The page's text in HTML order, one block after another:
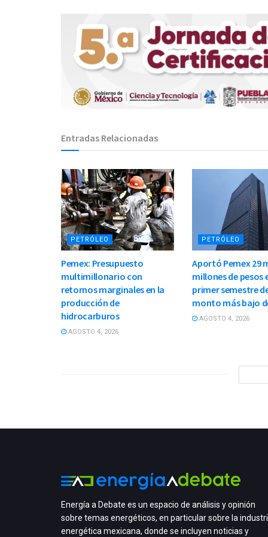
Entradas Relacionadas
PETRÓLEO
Pemex: Presupuesto
multimillonario con
retornos marginales en la
producción de
hidrocarburos
AGOSTO 4, 2026
PETRÓLEO
Aportó Pemex 29
millones de pesos
primer semestre
monto más bajo
AGOSTO 4, 2026
Energía a Debate es un espacio de análisis y opinión
sobre temas energéticos, en particular sobre la
energética mexicana, donde se incluyen noticias y